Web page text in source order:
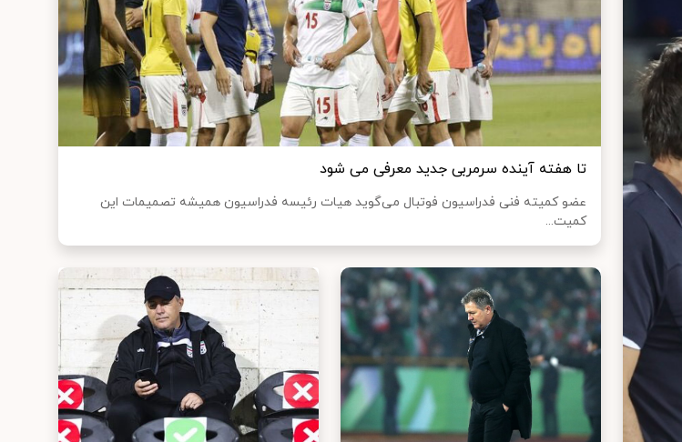
تا هفته آینده سرمربی جدید معرفی می شود
عضو کمیته فنی فدراسیون فوتبال می‌گوید هیات رئیسه فدراسیون همیشه تصمیمات این
کمیت...